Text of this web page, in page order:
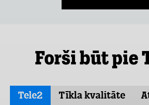
Forši būt pie
Tele2 Tīkla kvalitāte